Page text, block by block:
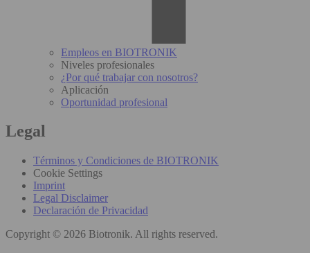
Empleos en BIOTRONIK
Niveles profesionales
¿Por qué trabajar con nosotros?
Aplicación
Oportunidad profesional
Legal
Términos y Condiciones de BIOTRONIK
Cookie Settings
Imprint
Legal Disclaimer
Declaración de Privacidad
Copyright © 2026 Biotronik. All rights reserved.